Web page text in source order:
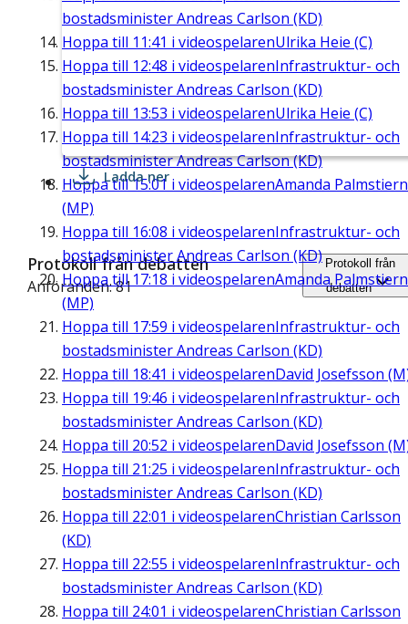
bostadsminister Andreas Carlson (KD)
Hoppa till 11:41 i videospelarenUlrika Heie (C)
Hoppa till 12:48 i videospelarenInfrastruktur- och
bostadsminister Andreas Carlson (KD)
Hoppa till 13:53 i videospelarenUlrika Heie (C)
Hoppa till 14:23 i videospelarenInfrastruktur- och
bostadsminister Andreas Carlson (KD)
Hoppa till15:01 i videospelarenAmanda
(MP)
Hoppa till 16:08 i videospelarenInfrastruktur- och
bostadsminister Andreas Carlson (KD)
Hoppa till 17:18 i videospelarenAmanda
(MP)
Hoppa till 17:59 i videospelarenInfrastruktur- och
bostadsminister Andreas Carlson (KD)
Hoppa till 18:41 i videospelarenDavid Josefsson
Hoppa till 19:46 i videospelarenInfrastruktur- och
bostadsminister Andreas Carlson (KD)
Hoppa till 20:52 i videospelarenDavid Josefsson
Hoppa till 21:25 i videospelarenInfrastruktur- och
bostadsminister Andreas Carlson (KD)
Hoppa till 22:01 i videospelarenChristian Carlsson
(KD)
Hoppa till 22:55 i videospelarenInfrastruktur- och
bostadsminister Andreas Carlson (KD)
Hoppa till 24:01 i videospelarenChristian Carlsson
Ladda ner
Protokoll från debatten
Anföranden: 81
Protokoll från
debatten